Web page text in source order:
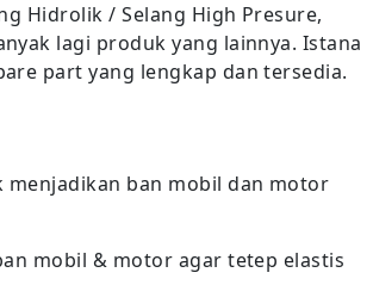
Hidrolik / Selang High Presure,
lagi produk yang lainnya. Istana
part yang lengkap dan tersedia.
menjadikan ban mobil dan motor
mobil & motor agar tetep elastis